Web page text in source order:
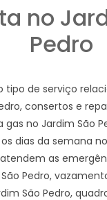
no
Pedro
tipo de serviço
consertos e
no Jardim São
dias da semana
as
Pedro,
São Pedro,